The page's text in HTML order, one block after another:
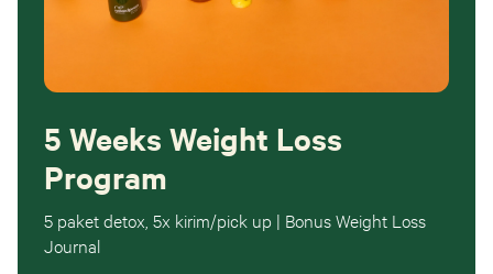
5 Weeks Weight Loss
Program
5 paket detox, 5x kirim/pick up | Bonus Weight Loss
Journal